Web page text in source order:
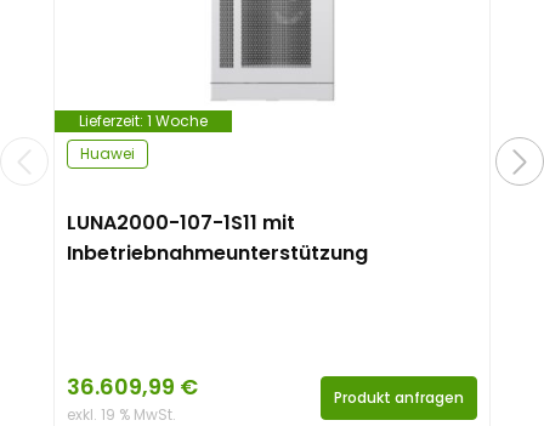
Lieferzeit: 1 Woche
Huawei
LUNA2000-107-1S11 mit
Inbetriebnahmeunterstützung
36.609,99 €
exkl. 19 % MwSt.
Produkt anfragen